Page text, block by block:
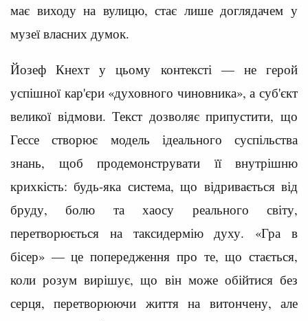
має виходу на вулицю, стає лише доглядачем у
музеї власних думок.
Йозеф Кнехт у цьому контексті — не герой
успішної кар'єри «духовного чиновника», а суб'єкт
великої відмови. Текст дозволяє припустити, що
Гессе створює модель ідеального суспільства
знань, щоб продемонструвати її внутрішню
крихкість: будь-яка система, що відривається від
бруду, болю та хаосу реального світу,
перетворюється на таксидермію духу. «Гра в
бісер» — це попередження про те, що стається,
коли розум вирішує, що він може обійтися без
серця, перетворюючи життя на витончену, але